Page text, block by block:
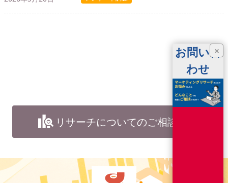
リサーチについてのご相談
×
お問い合
わせ